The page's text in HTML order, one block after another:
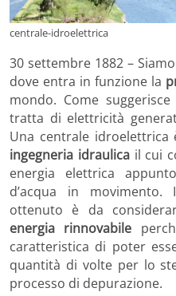
centrale-idroelettrica
30 settembre 1882 –
dove entra in funzione la
mondo. Come
tratta di elettricità
Una centrale
ingegneria idraulicail cui
energia elettrica
d’acqua in movimento.
ottenuto è da
energia rinnovabile
caratteristica di poter
quantità di volte per lo
processo di depurazione.